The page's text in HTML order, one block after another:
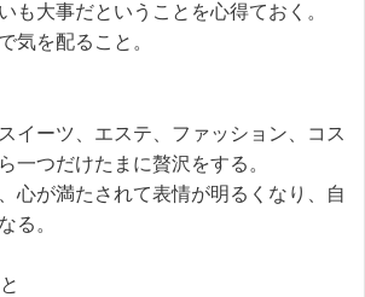
も大事だということを心得ておく。
気を配ること。
イーツ、エステ、ファッション、コス
一つだけたまに贅沢をする。
心が満たされて表情が明るくなり、自
る。